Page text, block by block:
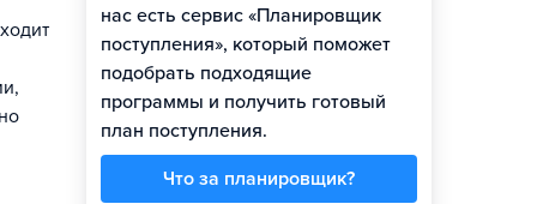
нас есть сервис «Планировщик
поступления», который поможет
подобрать подходящие
программы и получить готовый
план поступления.
Что за планировщик?